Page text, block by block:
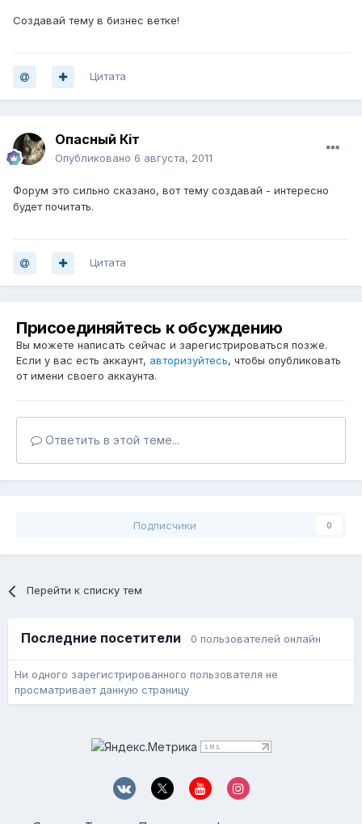
Создавай тему в бизнес ветке!
Цитата
Опасный Кiт
Опубликовано 6 августа, 2011
Форум это сильно сказано, вот тему создавай - интересно
будет почитать.
Цитата
Присоединяйтесь к обсуждению
Вы можете написать сейчас и зарегистрироваться позже.
Если у вас есть аккаунт, авторизуйтесь, чтобы опубликовать
от имени своего аккаунта.
Ответить в этой теме...
Подписчики 0
Перейти к списку тем
Последние посетители 0 пользователей онлайн
Ни одного зарегистрированного пользователя не
просматривает данную страницу